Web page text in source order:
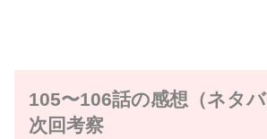
105〜106話の感想（ネタ
次回考察